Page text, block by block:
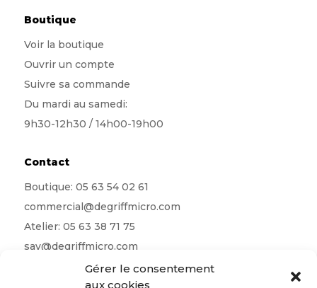
Gérer le consentement
aux cookies
Boutique
Voir la boutique
Ouvrir un compte
Suivre sa commande
Du mardi au samedi:
9h30-12h30 / 14h00-19h00
Contact
Boutique: 05 63 54 02 61
commercial@degriffmicro.com
Atelier: 05 63 38 71 75
sav@degriffmicro.com
albi@degriffmicro.com